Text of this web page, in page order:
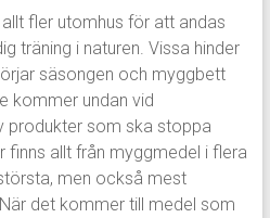
fler utomhus för att andas
träning i naturen. Vissa hinder
säsongen och myggbett
kommer undan vid
produkter som ska stoppa
finns allt från myggmedel i flera
men också mest
det kommer till medel som